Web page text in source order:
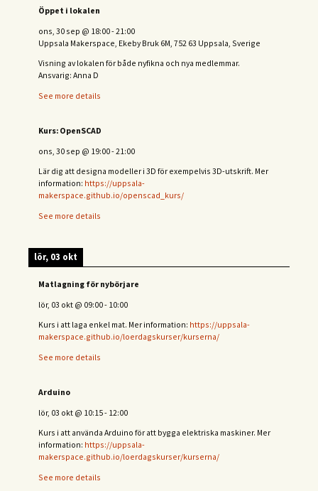
Öppet i lokalen
ons, 30 sep @ 18:00-21:00
Uppsala Makerspace, Ekeby Bruk 6M, 752 63 Uppsala, Sverige
Visning av lokalen för både nyfikna och nya medlemmar.
Ansvarig: Anna D
See more details
Kurs: OpenSCAD
ons, 30 sep @ 19:00-21:00
Lär dig att designa modeller i 3D för exempelvis 3D-utskrift. Mer
information: https://uppsala-
makerspace.github.io/openscad_kurs/
See more details
lör, 03 okt
Matlagning för nybörjare
lör, 03 okt @ 09:00- 10:00
Kurs i att laga enkel mat. Mer information: https://uppsala-
makerspace.github.io/loerdagskurser/kurserna/
See more details
Arduino
lör, 03 okt @ 10:15- 12:00
Kurs i att använda Arduino för att bygga elektriska maskiner. Mer
information: https://uppsala-
makerspace.github.io/loerdagskurser/kurserna/
See more details